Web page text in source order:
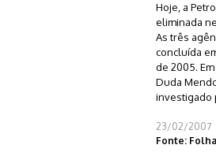
Hoje, a
eliminada
As três
concluída
de 2005.
Duda
investigado
23/02/2007
Fonte: